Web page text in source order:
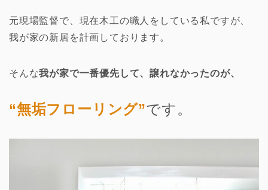
元現場監督で、現在木工の職人をしている私ですが、
我が家の新居を計画しております。
そんな我が家で一番優先して、譲れなかったのが、
“無垢フローリング”です。